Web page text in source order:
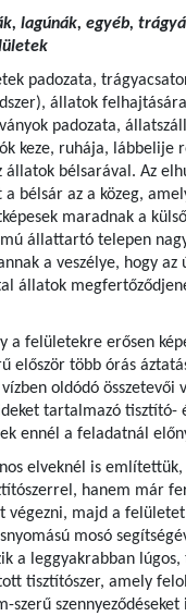
lagúnák, egyéb,
padozata,
állatok
padozata,
keze, ruhája, lábbelije
állatok bélsarával. Az
bélsár az a közeg,
maradnak a
állattartó telepen
a veszélye, hogy az
állatok
a felületekre erősen
először több órás
oldódó összetevői
tartalmazó tisztító-
ennél a feladatnál
elveknél is említettük,
hanem már
végezni, majd a
mosó
a leggyakrabban lúgos,
tisztítószer, amely
szerű